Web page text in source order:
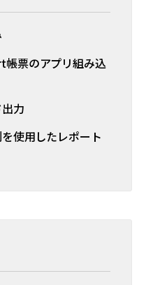
帳票のアプリ組み込
力
使用したレポート